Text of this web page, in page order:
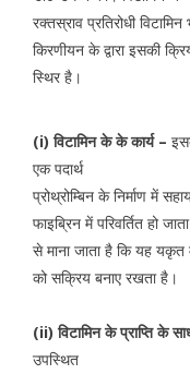
रक्तस्राव प्रतिरोधी
किरणीयन के द्वारा इसकी
स्थिर है।
(i)विटामिन के के कार्य –
एक पदार्थ
प्रोथ्रोम्बिन के निर्माण में
फाइब्रिन में परिवर्तित हो
से माना जाता है कि यह यकृत
को सक्रिय बनाए रखता है।
(ii)विटामिन केप्राप्ति के
उपस्थित